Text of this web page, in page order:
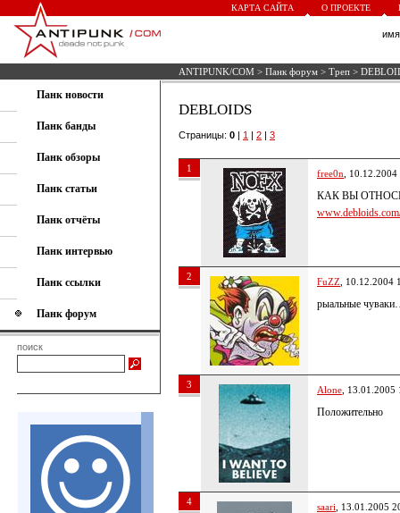
КАРТА САЙТА О ПРОЕКТЕ
ANTIPUNK/COM > Панк форум > Треп >
Панк новости
Панк банды
Панк обзоры
Панк статьи
Панк отчёты
Панк интервью
Панк ссылки
Панк форум
поиск
DEBLOIDS
Страницы: 0 | 1 | 2 | 3
1 free0n ,
КАК ВЫ
2 FuZZ , 10.12.2004
рыальные
3 Alone , 13.01.2005
Положительно
4 saari , 13.01.2005